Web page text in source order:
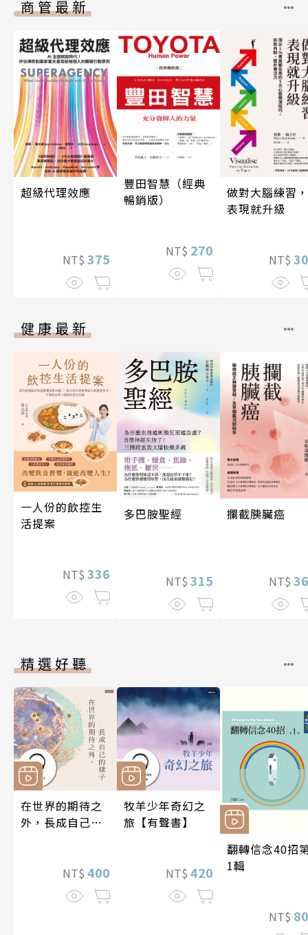
商管最新
超級代理效應
NT$ 375
豐田智慧（經典
暢銷版）
NT$ 270
做對大腦練習，
表現就升級
NT$
健康最新
一人份的飲控生
活提案
NT$ 336
多巴胺聖經
NT$ 315
攔截胰臟癌
NT$
精選好聽
在世界的期待之
外，長成自己的
NT$ 400
牧羊少年奇幻之
旅【有聲書】
NT$ 420
翻轉信念40招
1輯
NT$